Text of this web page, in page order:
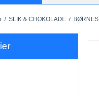
/ SLIK & CHOKOLADE /